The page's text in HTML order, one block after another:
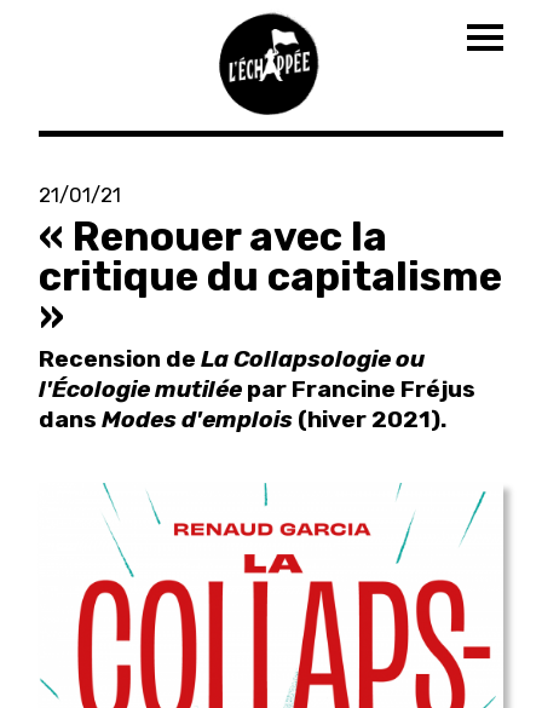
Aller
contenu
principal
21/01/21
« Renouer avec la
critique du capitalisme
»
Recension de La Collapsologie ou
l'Écologie mutilée par Francine Fréjus
dans Modes d'emplois (hiver 2021).